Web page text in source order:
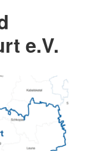
e.V.